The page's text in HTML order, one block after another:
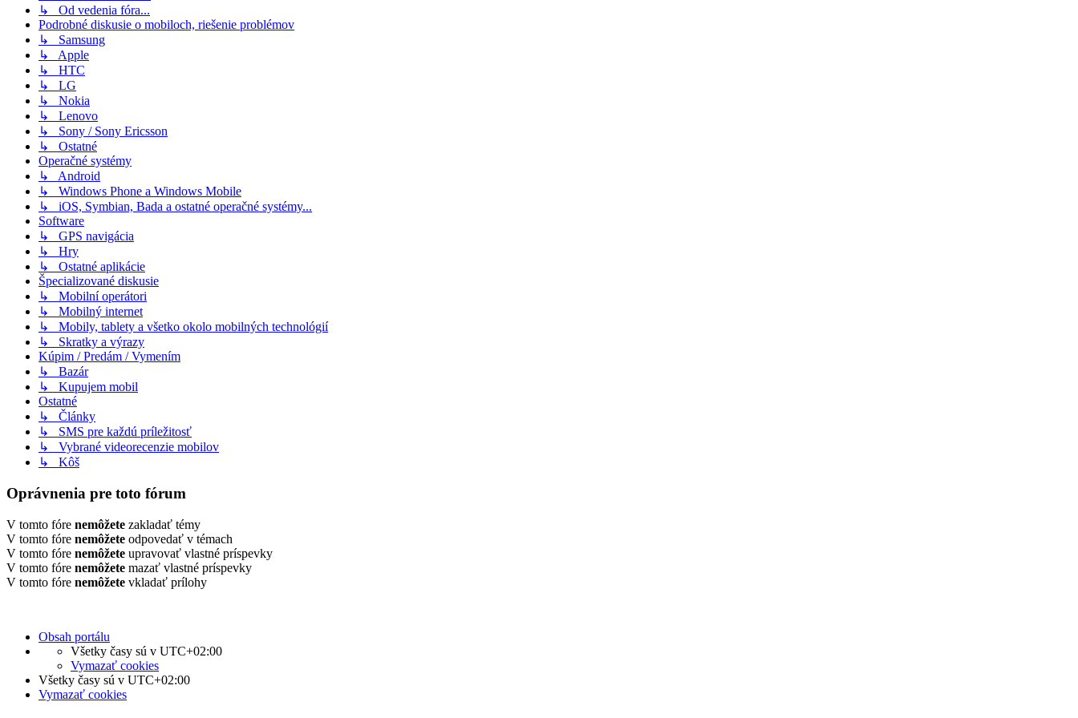
↳ Od vedenia fóra...
Podrobné diskusie o mobiloch, riešenie problémov
↳ Samsung
↳ Apple
↳ HTC
↳ LG
↳ Nokia
↳ Lenovo
↳ Sony / Sony Ericsson
↳ Ostatné
Operačné systémy
↳ Android
↳ Windows Phone a Windows Mobile
↳ iOS, Symbian, Bada a ostatné operačné systémy...
Software
↳ GPS navigácia
↳ Hry
↳ Ostatné aplikácie
Špecializované diskusie
↳ Mobilní operátori
↳ Mobilný internet
↳ Mobily, tablety a všetko okolo mobilných technológií
↳ Skratky a výrazy
Kúpim / Predám / Vymením
↳ Bazár
↳ Kupujem mobil
Ostatné
↳ Články
↳ SMS pre každú príležitosť
↳ Vybrané videorecenzie mobilov
↳ Kôš
Oprávnenia pre toto fórum
V tomto fóre nemôžete zakladať témy
V tomto fóre nemôžete odpovedať v témach
V tomto fóre nemôžete upravovať vlastné príspevky
V tomto fóre nemôžete mazať vlastné príspevky
V tomto fóre nemôžete vkladať prílohy
Obsah portálu
Všetky časy sú v UTC+02:00
Vymazať cookies
Všetky časy sú v UTC+02:00
Vymazať cookies